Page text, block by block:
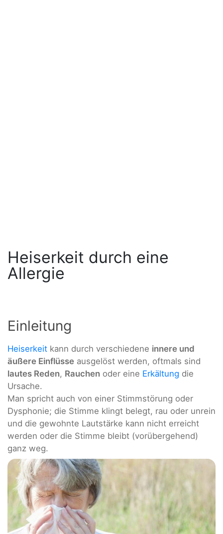
Heiserkeit durch eine
Allergie
Einleitung
Heiserkeit kann durch verschiedene innere und
äußere Einflüsse ausgelöst werden, oftmals sind
lautes Reden, Rauchen oder eine Erkältung die
Ursache.
Man spricht auch von einer Stimmstörung oder
Dysphonie; die Stimme klingt belegt, rau oder unrein
und die gewohnte Lautstärke kann nicht erreicht
werden oder die Stimme bleibt (vorübergehend)
ganz weg.